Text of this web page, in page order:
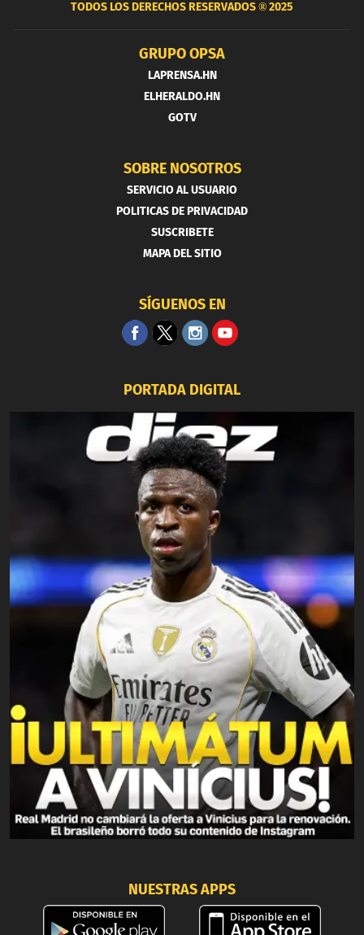
TODOS LOS DERECHOS RESERVADOS ®2025
GRUPO OPSA
LAPRENSA.HN
ELHERALDO.HN
GOTV
SOBRE NOSOTROS
SERVICIO AL USUARIO
POLITICAS DE PRIVACIDAD
SUSCRIBETE
MAPA DEL SITIO
SÍGUENOS EN
PORTADA DIGITAL
NUESTRAS APPS